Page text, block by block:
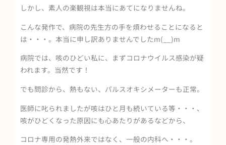
しかし、素人の楽観視は本当にあてになりませんね。
こんな発作で、病院の先生方の手を煩わせることになると
は・・・。本当に申し訳ありませんでしたm(__)m
病院では、咳のひどい私に、まずコロナウイルス感染が疑
われます。当然です！
でも問診から、熱もない、パルスオキシメーターも正常。
医師に叱られましたが咳はひと月も続いている等・・・、
咳がひどくなった原因にも心あたりがあるなどから、
コロナ専用の発熱外来ではなく、一般の内科へ・・・。